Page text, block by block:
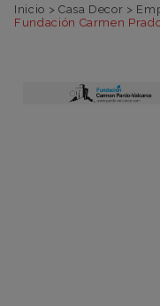
Inicio > Casa Decor >
Fundación Carmen